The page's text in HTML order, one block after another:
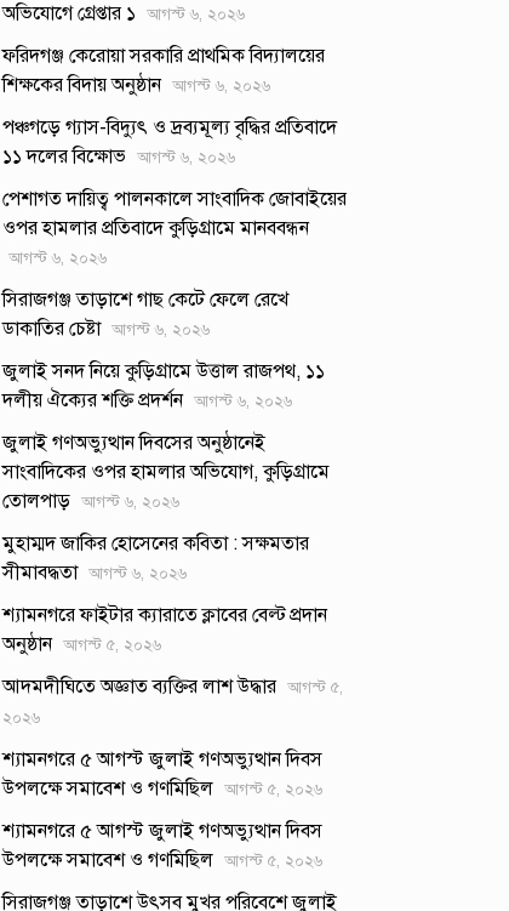
অভিযোগে গ্রেপ্তার ১
আগস্ট ৬, ২০২৬
ফরিদগঞ্জ কেরোয়া সরকারি প্রাথমিক বিদ্যালয়ের
শিক্ষকের বিদায় অনুষ্ঠান আগস্ট ৬, ২০২৬
পঞ্চগড়ে গ্যাস-বিদ্যুৎ ও দ্রব্যমূল্য বৃদ্ধির প্রতিবাদে
১১ দলের বিক্ষোভ
আগস্ট ৬, ২০২৬
পেশাগত দায়িত্ব পালনকালে সাংবাদিক জোবাইয়ের
ওপর হামলার প্রতিবাদে কুড়িগ্রামে মানববন্ধন
আগস্ট ৬, ২০২৬
সিরাজগঞ্জ তাড়াশে গাছ কেটে ফেলে রেখে
ডাকাতির চেষ্টা আগস্ট ৬, ২০২৬
জুলাই সনদ নিয়ে কুড়িগ্রামে উত্তাল রাজপথ, ১১
দলীয় ঐক্যের শক্তি প্রদর্শন আগস্ট ৬, ২০২৬
জুলাই গণঅভ্যুত্থান দিবসের অনুষ্ঠানেই
সাংবাদিকের ওপর হামলার অভিযোগ, কুড়িগ্রামে
তোলপাড় আগস্ট ৬, ২০২৬
মুহাম্মদ জাকির হোসেনের কবিতা : সক্ষমতার
সীমাবদ্ধতা আগস্ট ৬, ২০২৬
শ্যামনগরে ফাইটার ক্যারাতে ক্লাবের বেল্ট প্রদান
অনুষ্ঠান আগস্ট ৫, ২০২৬
আদমদীঘিতে অজ্ঞাত ব্যক্তির লাশ উদ্ধার আগস্ট ৫,
২০২৬
শ্যামনগরে ৫ আগস্ট জুলাই গণঅভ্যুত্থান দিবস
উপলক্ষে সমাবেশ ও গণমিছিল আগস্ট ৫, ২০২৬
শ্যামনগরে ৫ আগস্ট জুলাই গণঅভ্যুত্থান দিবস
উপলক্ষে সমাবেশ ও গণমিছিল আগস্ট ৫, ২০২৬
সিরাজগঞ্জ তাড়াশে উৎসব মুখর পরিবেশে জুলাই